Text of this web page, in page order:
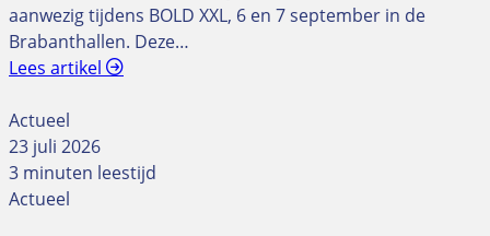
aanwezig tijdens BOLD XXL, 6 en 7 september in de
Brabanthallen. Deze…
Lees artikel
Actueel
23 juli 2026
3 minuten leestijd
Actueel